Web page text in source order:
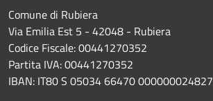
Comune di Rubiera
Via Emilia Est 5 - 42048 - Rubiera
Codice Fiscale: 00441270352
Partita IVA: 00441270352
IBAN: IT80 S 05034 66470 000000024827